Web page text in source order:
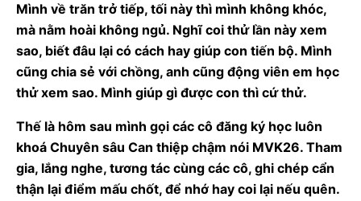
Mình về trăn trở tiếp, tối này thì mình không khóc,
mà nằm hoài không ngủ. Nghĩ coi thử lần này xem
sao, biết đâu lại có cách hay giúp con tiến bộ. Mình
cũng chia sẻ với chồng, anh cũng động viên em học
thử xem sao. Mình giúp gì được con thì cứ thử.
Thế là hôm sau mình gọi các cô đăng ký học luôn
khoá Chuyên sâu Can thiệp chậm nói MVK26. Tham
gia, lắng nghe, tương tác cùng các cô, ghi chép cẩn
thận lại điểm mấu chốt, để nhớ hay coi lại nếu quên.